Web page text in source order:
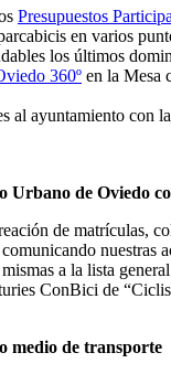
Presupuestos
en varios
los últimos
360º en la Mesa
al ayuntamiento con
de Oviedo
de matrículas,
nuestras
a la lista
ConBici de
medio de transporte